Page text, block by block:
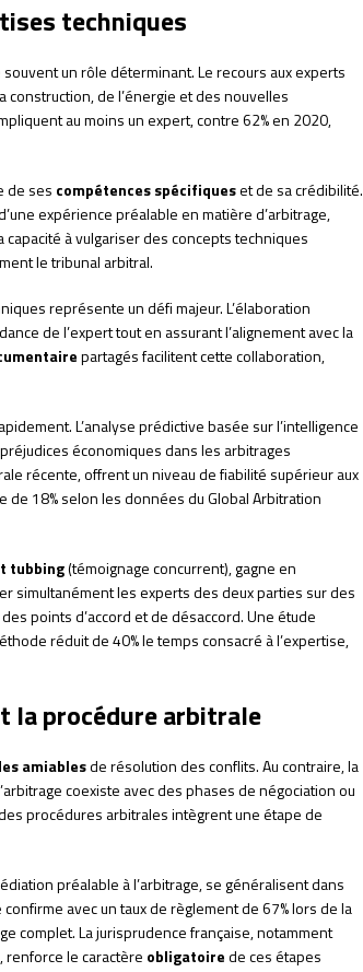
techniques
souvent un rôle déterminant. Le recours aux experts
construction, de l’énergie et des nouvelles
au moins un expert, contre 62% en 2020,
de ses compétences spécifiqueset de sa crédibilité.
expérience préalable en matière d’arbitrage,
à vulgariser des concepts techniques
le tribunal arbitral.
représente un défi majeur. L’élaboration
de l’expert tout en assurant l’alignement avec la
partagés facilitent cette collaboration,
L’analyse prédictive basée sur l’intelligence
économiques dans les arbitrages
récente, offrent un niveau de fiabilité supérieur aux
18% selon les données du Global Arbitration
tubbing(témoignage concurrent), gagne en
simultanément les experts des deux parties sur des
points d’accord et de désaccord. Une étude
réduit de 40% le temps consacré à l’expertise,
la procédure arbitrale
amiablesde résolution des conflits. Au contraire, la
coexiste avec des phases de négociation ou
procédures arbitrales intègrent une étape de
préalable à l’arbitrage, se généralisent dans
avec un taux de règlement de 67% lors de la
complet. La jurisprudence française, notamment
renforce le caractère obligatoirede ces étapes